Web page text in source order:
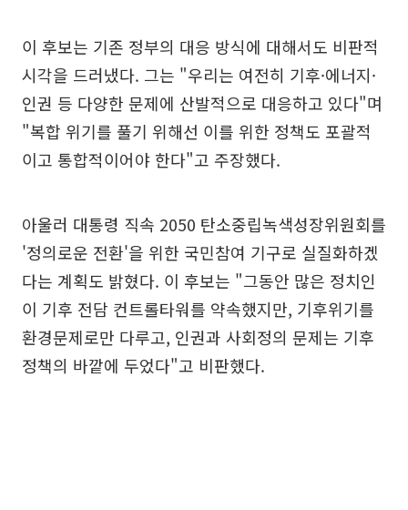
이 후보는 기존 정부의 대응 방식에 대해서도 비판적
시각을 드러냈다. 그는 "우리는 여전히 기후·에너지·
인권 등 다양한 문제에 산발적으로 대응하고 있다"며
"복합 위기를 풀기 위해선 이를 위한 정책도 포괄적
이고 통합적이어야 한다"고 주장했다.
아울러 대통령 직속 2050 탄소중립녹색성장위원회를
'정의로운 전환'을 위한 국민참여 기구로 실질화하겠
다는 계획도 밝혔다. 이 후보는 "그동안 많은 정치인
이 기후 전담 컨트롤타워를 약속했지만, 기후위기를
환경문제로만 다루고, 인권과 사회정의 문제는 기후
정책의 바깥에 두었다"고 비판했다.